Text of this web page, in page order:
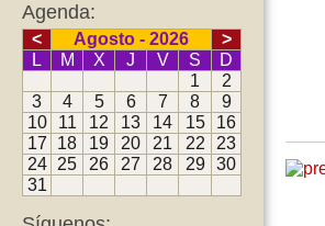
Agenda:
< Agosto - 2026
>
L
M X J V S
D
1
2
3
4 5 6 7 8
9
10
11 12 13 14 15
16
17
18 19 20 21 22
23
24
25 26 27 28 29
30
31